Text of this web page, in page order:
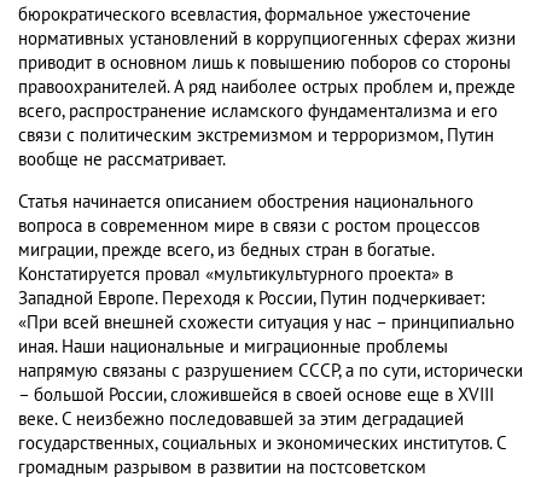
бюрократического всевластия, формальное ужесточение
нормативных установлений в коррупциогенных сферах жизни
приводит в основном лишь к повышению поборов со стороны
правоохранителей. А ряд наиболее острых проблем и, прежде
всего, распространение исламского фундаментализма и его
связи с политическим экстремизмом и терроризмом, Путин
вообще не рассматривает.
Статья начинается описанием обострения национального
вопроса в современном мире в связи с ростом процессов
миграции, прежде всего, из бедных стран в богатые.
Констатируется провал «мультикультурного проекта» в
Западной Европе. Переходя к России, Путин подчеркивает:
«При всей внешней схожести ситуация у нас – принципиально
иная. Наши национальные и миграционные проблемы
напрямую связаны с разрушением СССР, а по сути, исторически
– большой России, сложившейся в своей основе еще в XVIII
веке. С неизбежно последовавшей за этим деградацией
государственных, социальных и экономических институтов. С
громадным разрывом в развитии на постсоветском